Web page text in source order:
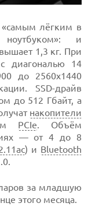
«самым лёгким в
ноутбуком»: и
1,3 кг. При
с диагональю 14
до 2560х1440
SSD-драйв
до 512 Гбайт, а
накопители
PCIe. Объём
— от 4 до 8
) и Bluetooth
за младшую
этого месяца.